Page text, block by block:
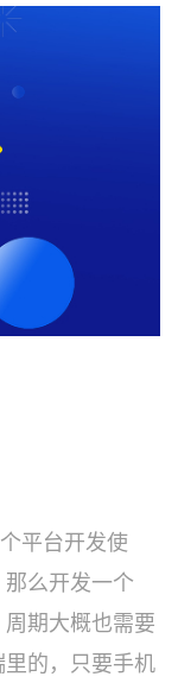
平台开发使
么开发一个
期大概也需要
的，只要手机